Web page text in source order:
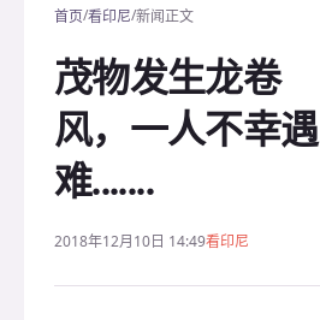
首页/看印尼/新闻正文
茂物发生龙卷
风，一人不幸遇
难.......
2018年12月10日 14:49看印尼